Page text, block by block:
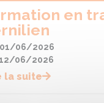
en
01/06/2026
06/2026
la suite